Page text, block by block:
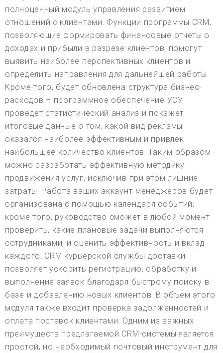
полноценный модуль управления развитием
отношений с клиентами. Функции программы CRM,
позволяющие формировать финансовые отчеты о
доходах и прибыли в разрезе клиентов, помогут
выявить наиболее перспективных клиентов и
определить направления для дальнейшей работы.
Кроме того, будет обновлена структура бизнес-
расходов – программное обеспечение УСУ
проведет статистический анализ и покажет
итоговые данные о том, какой вид рекламы
оказался наиболее эффективным и привлек
наибольшее количество клиентов. Таким образом
можно разработать эффективную методику
продвижения услуг, исключив при этом лишние
затраты. Работа ваших аккаунт-менеджеров будет
организована с помощью календаря событий,
кроме того, руководство сможет в любой момент
проверить, какие плановые задачи выполняются
сотрудниками, и оценить эффективность и вклад
каждого. CRM курьерской службы доставки
позволяет ускорить регистрацию, обработку и
выполнение заявок благодаря быстрому поиску в
базе и добавлению новых клиентов. В объем этого
модуля также входит проверка задолженностей и
оплата поставок клиентами. Одним из важных
преимуществ предлагаемой CRM-системы является
простой, но необходимый почтовый инструмент для